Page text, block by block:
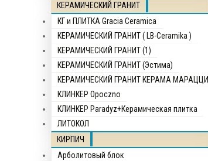
КЕРАМИЧЕСКИЙ ГРАНИТ
КГ и ПЛИТКА Gracia Ceramica
КЕРАМИЧЕСКИЙ ГРАНИТ ( LB-Ceramika )
КЕРАМИЧЕСКИЙ ГРАНИТ (1)
КЕРАМИЧЕСКИЙ ГРАНИТ (Эстима)
КЕРАМИЧЕСКИЙ ГРАНИТ КЕРАМА МАРАЦЦИ
КЛИНКЕР Opocznо
КЛИНКЕР Paradyz+Керамическая плитка
ЛИТОКОЛ
КИРПИЧ
Арболитовый блок